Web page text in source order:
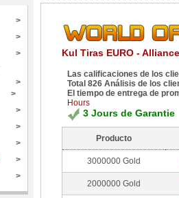
>
>
>
>
>
>
>
>
>
>
Kul Tiras EURO - Alliance
Las calificaciones de los
Total 826 Análisis de los
El tiempo de entrega de
Hours
3 Jours de Garantie
Producto
3000000 Gold
2000000 Gold